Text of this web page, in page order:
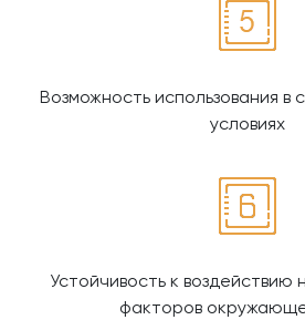
Возможность использования в
условиях
Устойчивость к воздействию
факторов